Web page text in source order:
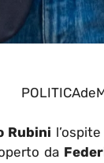
Rubini
da